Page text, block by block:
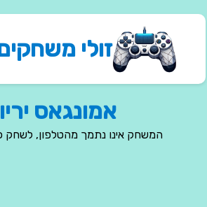
זולי
אמונגאס
המשחק אינו נתמך מהטלפון, לשחק